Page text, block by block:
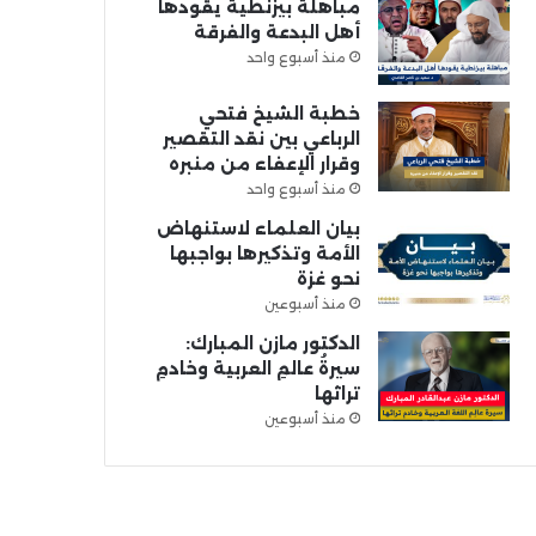
مباهلة بيزنطية يقودها
أهل البدعة والفرقة
منذ أسبوع واحد
خطبة الشيخ فتحي
الرباعي بين نقد التقصير
وقرار الإعفاء من منبره
منذ أسبوع واحد
بيان العلماء لاستنهاض
الأمة وتذكيرها بواجبها
نحو غزة
منذ أسبوعين
الدكتور مازن المبارك:
سيرةُ عالمِ العربية وخادمِ
تراثها
منذ أسبوعين